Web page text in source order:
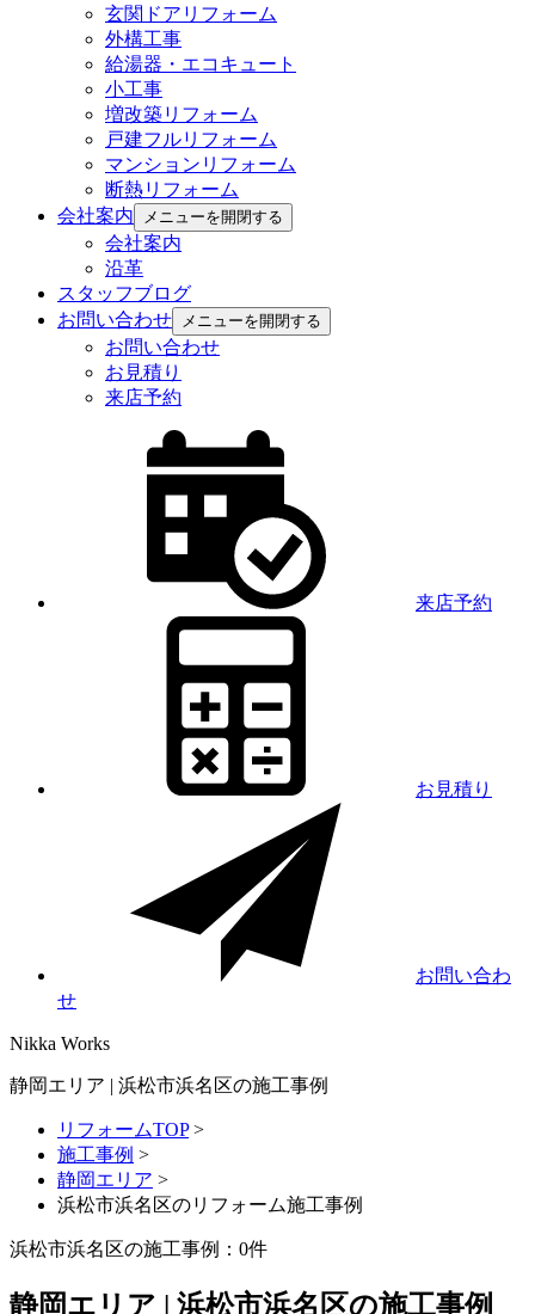
玄関ドアリフォーム
外構工事
給湯器・エコキュート
小工事
増改築リフォーム
戸建フルリフォーム
マンションリフォーム
断熱リフォーム
会社案内
メニューを開閉する
会社案内
沿革
スタッフブログ
お問い合わせ
メニューを開閉する
お問い合わせ
お見積り
来店予約
来店予約
お見積り
お問い合わ
せ
Nikka Works
静岡エリア | 浜松市浜名区の施工事例
リフォームTOP>
施工事例 >
静岡エリア >
浜松市浜名区のリフォーム施工事例
浜松市浜名区の施工事例： 0件
静岡エリア | 浜松市浜名区の施工事例